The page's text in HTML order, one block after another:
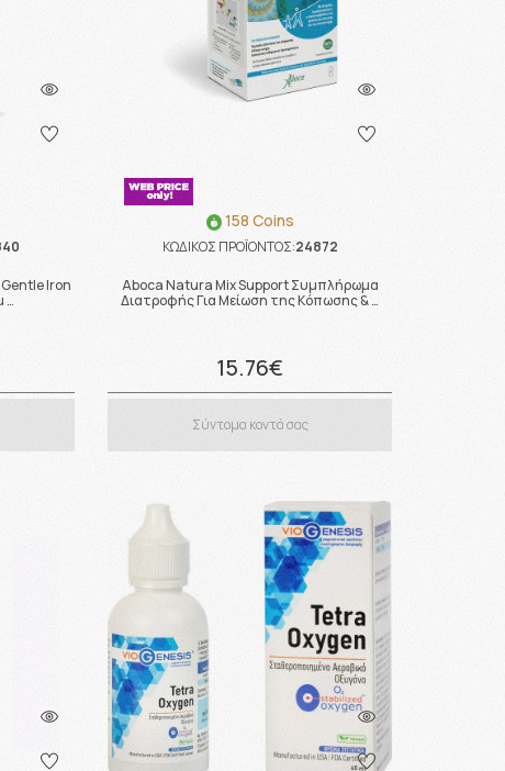
Iron
…
158 Coins
ΚΩΔΙΚΟΣ ΠΡΟΪΟΝΤΟΣ:24872
Aboca Natura Mix Support Συμπλήρωμα
Διατροφής Για Μείωση της Κόπωσης & …
15.76€
Σύντομα κοντά σας